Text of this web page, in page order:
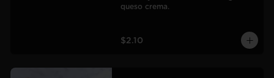
queso crema.
$2.10